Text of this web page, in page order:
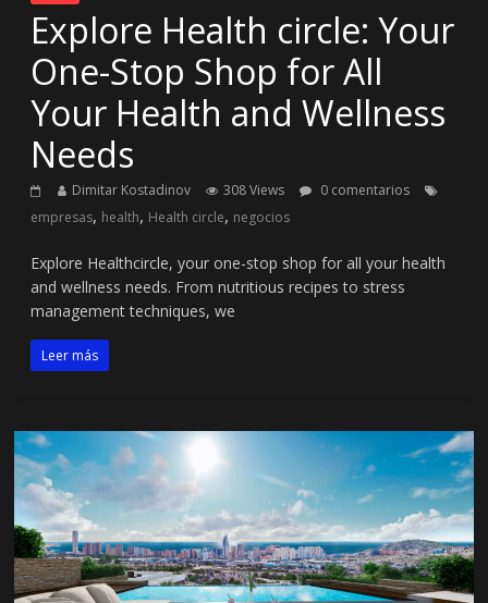
Explore Health circle: Your
One-Stop Shop for All
Your Health and Wellness
Needs
Dimitar Kostadinov 308 Views
0 comentarios
empresas, health, Health circle, negocios
Explore Healthcircle, your one-stop shop for all your health
and wellness needs. From nutritious recipes to stress
management techniques, we
Leer más